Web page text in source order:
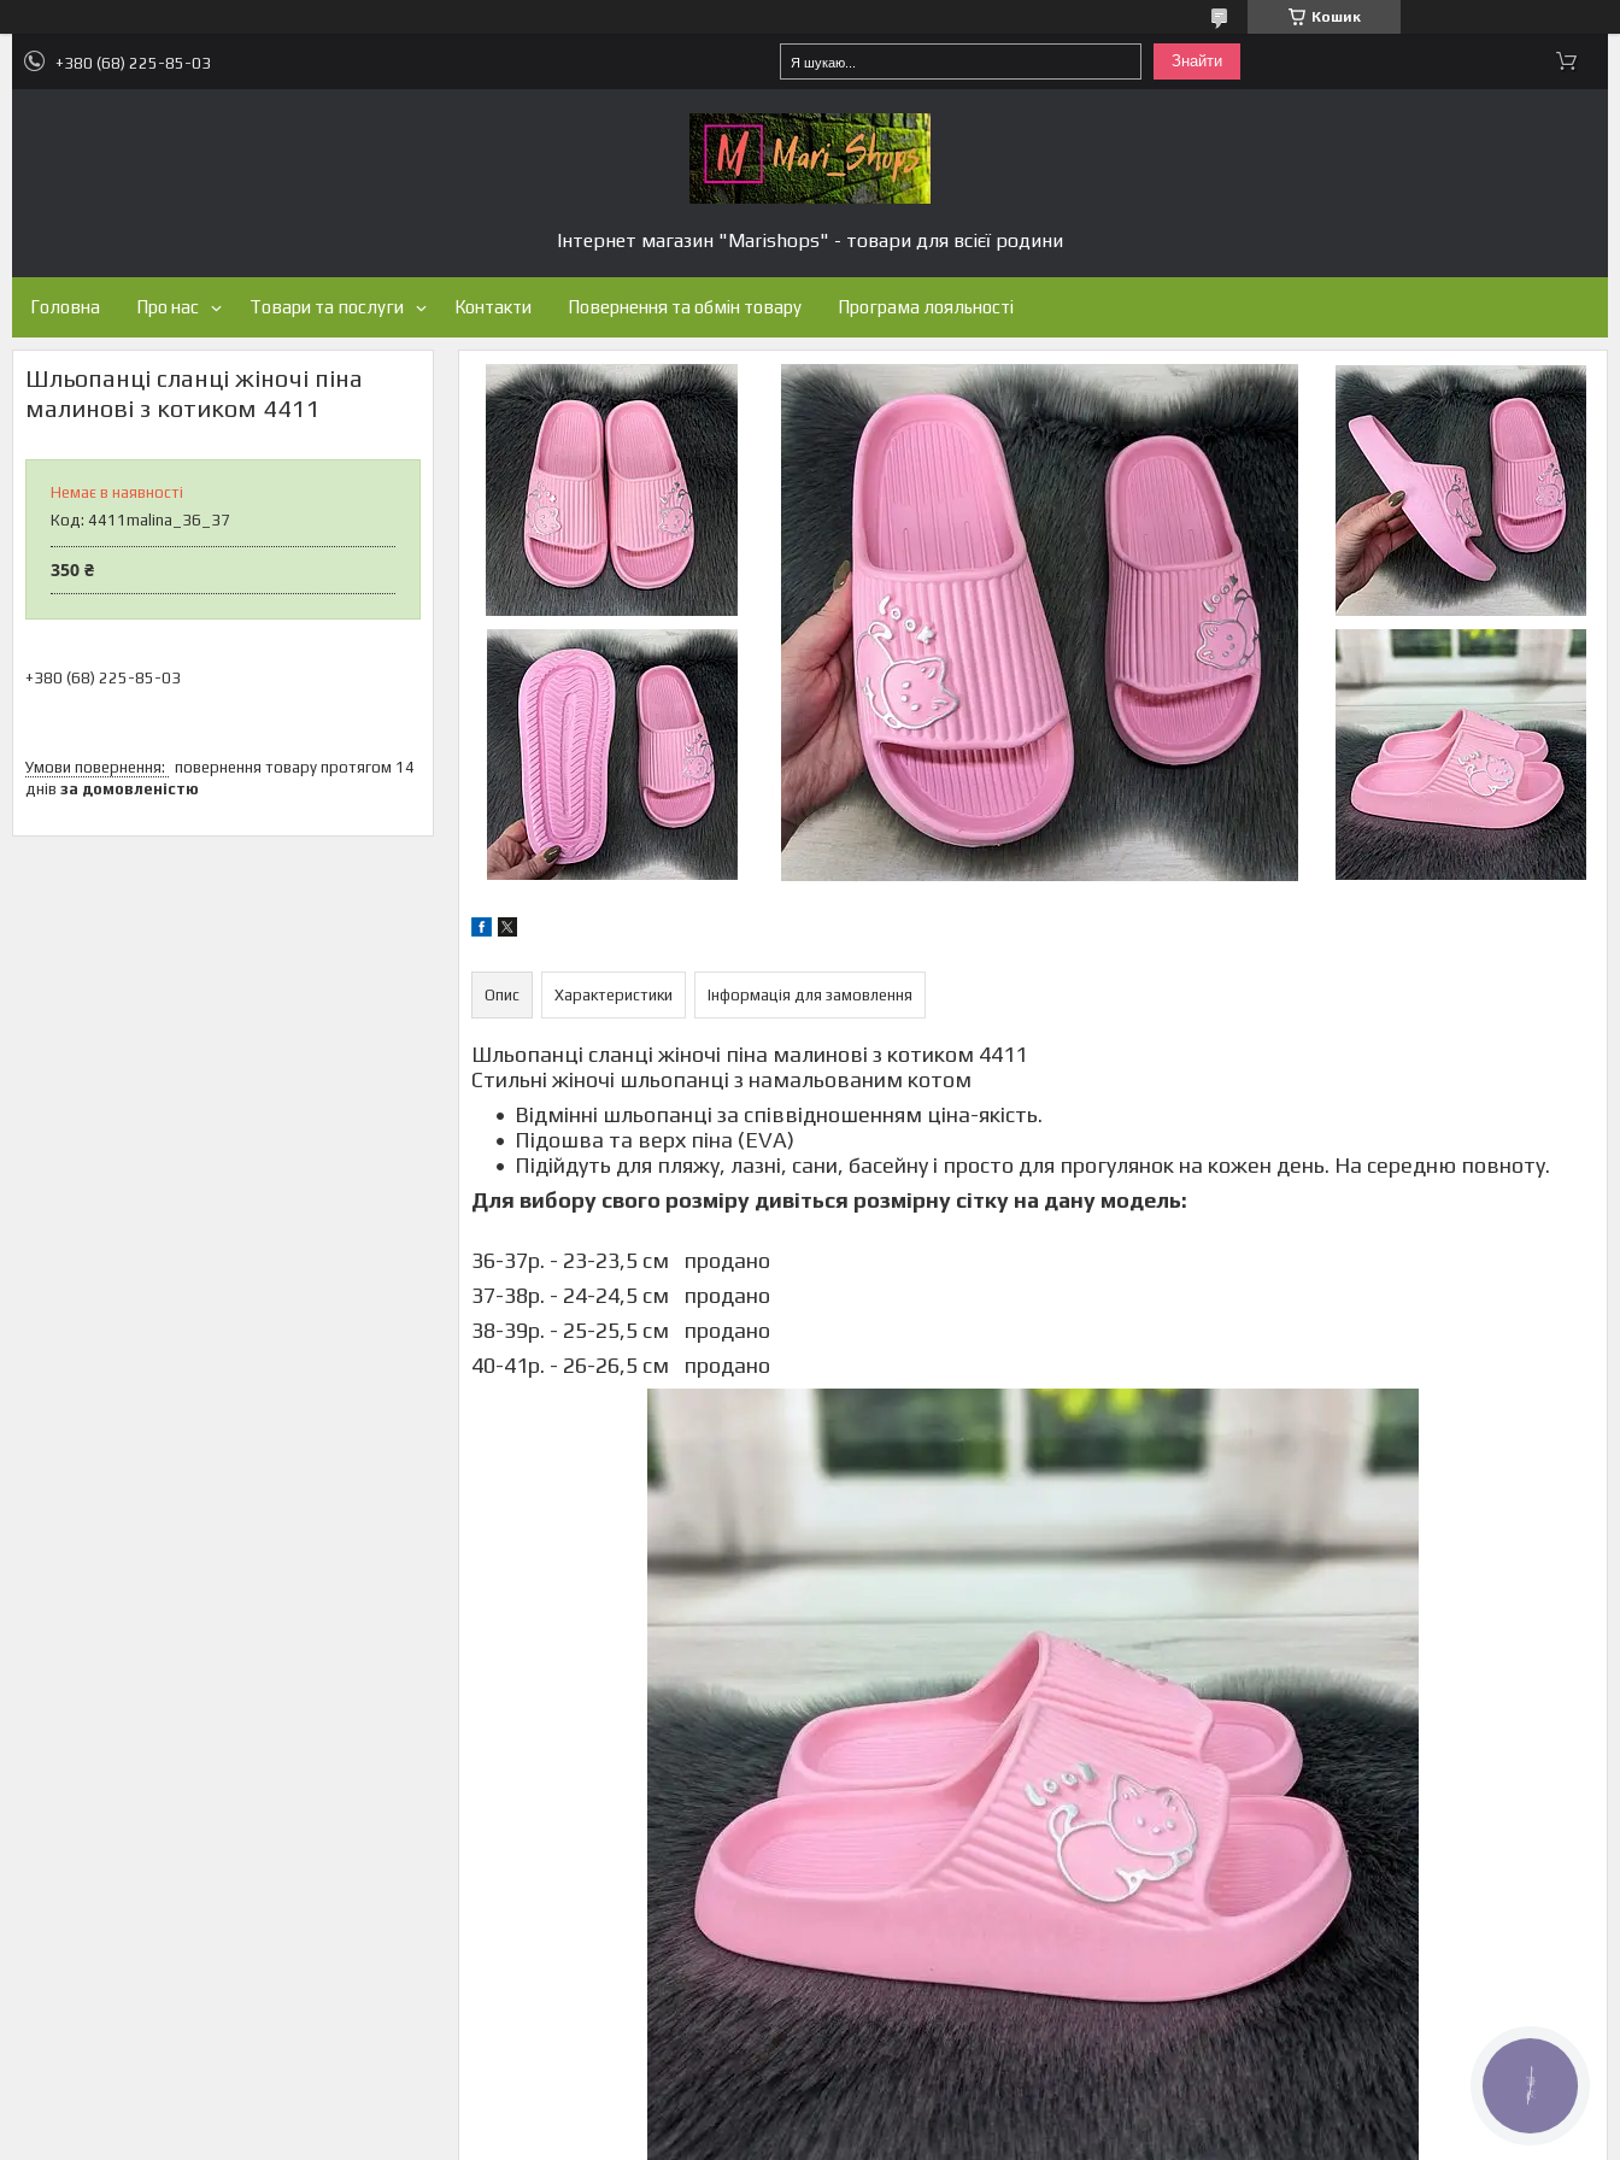
Кошик
+380 (68) 225-85-03 Знайти
Інтернет магазин "Marishops" - товари для всієї родини
Головна Про нас Товари та послуги Контакти Повернення та обмін товару Програма лояльності
Шльопанці сланці жіночі піна
малинові з котиком 4411
Немає в наявності
Код: 4411malina_36_37
350 ₴
+380 (68) 225-85-03
повернення товару протягом 14
днів за домовленістю
Опис Характеристики Інформація для замовлення
Шльопанці сланці жіночі піна малинові з котиком 4411
Стильні жіночі шльопанці з намальованим котом
Відмінні шльопанці за співвідношенням ціна-якість.
Підошва та верх піна (EVA)
Підійдуть для пляжу, лазні, сани, басейну і просто для прогулянок на кожен день. На середню повноту.
Для вибору свого розміру дивіться розмірну сітку на дану модель:
36-37р. - 23-23,5 см продано
37-38р. - 24-24,5 см продано
38-39р. - 25-25,5 см продано
40-41р. - 26-26,5 см продано
КНОПКА
ЗВ'ЯЗКУ